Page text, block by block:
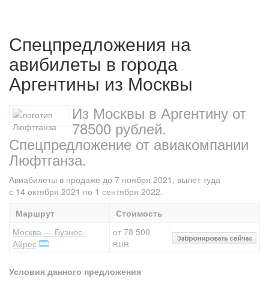
Спецпредложения на
авибилеты в города
Аргентины из Москвы
Из Москвы в Аргентину от
78500 рублей.
Спецпредложение от авиакомпании
Люфтганза.
Авиабилеты в продаже до 7 ноября 2021, вылет туда
с 14 октября 2021 по 1 сентября 2022.
Маршрут
Стоимость
Москва — Буэнос-
Айрес
от 78 500
RUR
Условия данного предложения